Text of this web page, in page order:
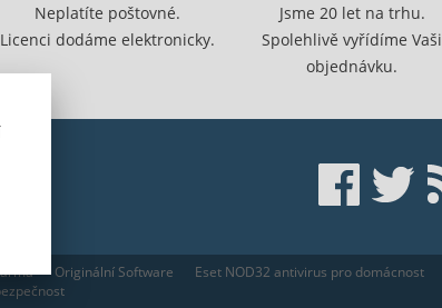
Neplatíte poštovné.
Licenci dodáme elektronicky.
Jsme 20 let na trhu.
Spolehlivě vyřídíme Vaši
objednávku.
Originální Software Eset NOD32 antivirus pro domácnost